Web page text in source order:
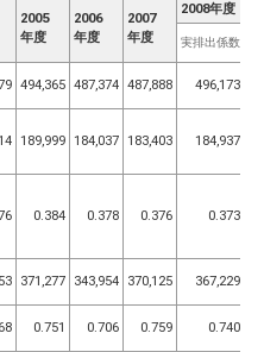
2005
年度
2006
年度
2007
年度
2008年度
実排出係数
494,365 487,374 487,888 496,173
189,999 184,037 183,403 184,937
0.384 0.378 0.376 0.373
371,277 343,954 370,125 367,229
0.751 0.706 0.759 0.740